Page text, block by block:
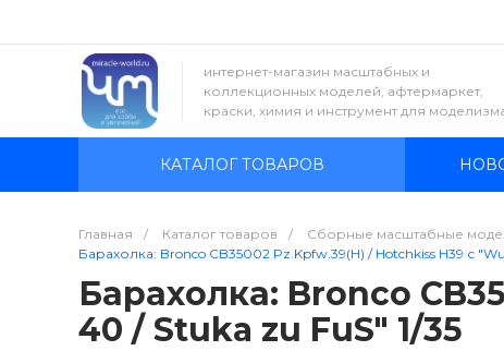
интернет-магазин масштабных и
коллекционных моделей, афтермаркет,
краски, химия и инструмент для
КАТАЛОГ ТОВАРОВ
Главная / Каталог товаров / Сборные масштабные
Барахолка: Bronco CB35002 Pz.Kpfw.39(H) / Hotchkiss H39 с
Барахолка: Bronco
40 / Stuka zu FuS" 1/35